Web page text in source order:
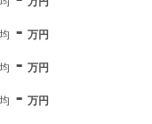
- 万円
- 万円
- 万円